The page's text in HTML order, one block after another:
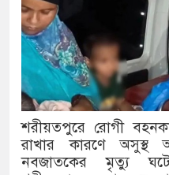
শরীয়তপুরে রোগী
রাখার কারণে অসুস্থ
নবজাতকের মৃত্যু